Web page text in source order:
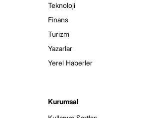
Teknoloji
Finans
Turizm
Yazarlar
Yerel Haberler
Kurumsal